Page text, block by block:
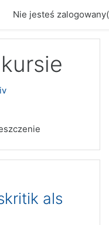
Nie jesteś
als